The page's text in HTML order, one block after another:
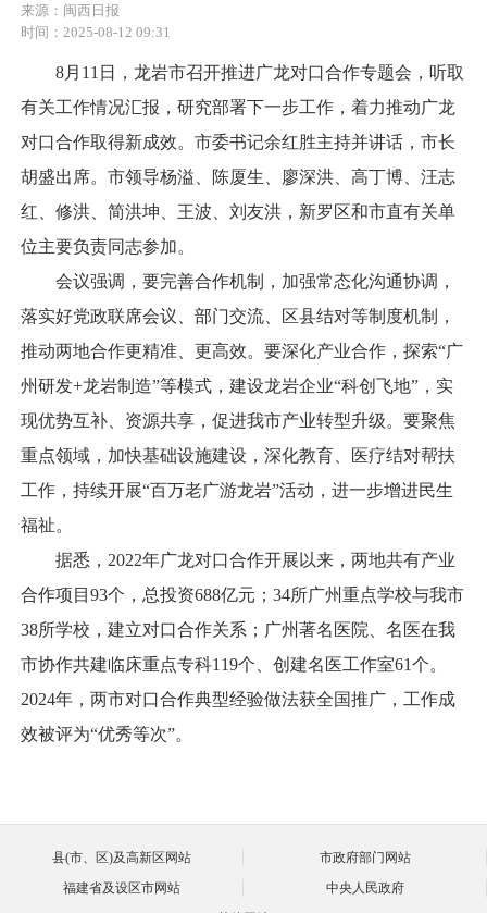
来源：闽西日报
时间：2025-08-12 09:31
8月11日，龙岩市召开推进广龙对口合作专题会，听取
有关工作情况汇报，研究部署下一步工作，着力推动广龙
对口合作取得新成效。市委书记余红胜主持并讲话，市长
胡盛出席。市领导杨溢、陈厦生、廖深洪、高丁博、汪志
红、修洪、简洪坤、王波、刘友洪，新罗区和市直有关单
位主要负责同志参加。
会议强调，要完善合作机制，加强常态化沟通协调，
落实好党政联席会议、部门交流、区县结对等制度机制，
推动两地合作更精准、更高效。要深化产业合作，探索“广
州研发+龙岩制造”等模式，建设龙岩企业“科创飞地”，实
现优势互补、资源共享，促进我市产业转型升级。要聚焦
重点领域，加快基础设施建设，深化教育、医疗结对帮扶
工作，持续开展“百万老广游龙岩”活动，进一步增进民生
福祉。
据悉，2022年广龙对口合作开展以来，两地共有产业
合作项目93个，总投资688亿元；34所广州重点学校与我市
38所学校，建立对口合作关系；广州著名医院、名医在我
市协作共建临床重点专科119个、创建名医工作室61个。
2024年，两市对口合作典型经验做法获全国推广，工作成
效被评为“优秀等次”。
县(市、区)及高新区网站
市政府部门网站
福建省及设区市网站
中央人民政府